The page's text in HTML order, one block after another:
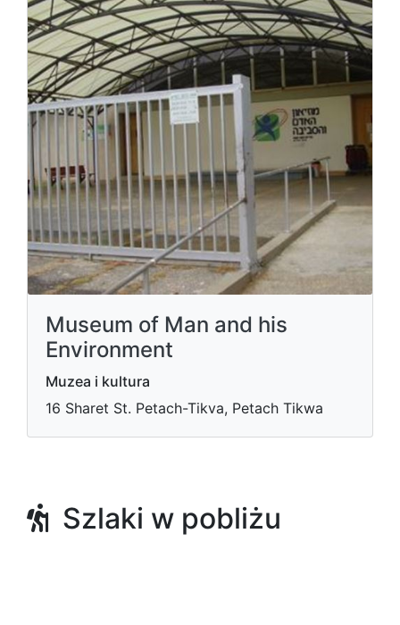
Museum of Man and his
Environment
Muzea i kultura
16 Sharet St. Petach-Tikva, Petach Tikwa
Szlaki w pobliżu